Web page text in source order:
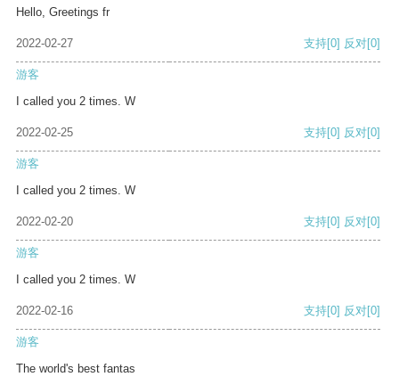
Hello, Greetings fr
2022-02-27 支持[0] 反对[0]
游客
I called you 2 times. W
2022-02-25 支持[0] 反对[0]
游客
I called you 2 times. W
2022-02-20 支持[0] 反对[0]
游客
I called you 2 times. W
2022-02-16 支持[0] 反对[0]
游客
The world's best fantas